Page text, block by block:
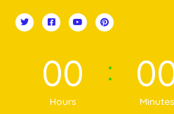
00
Hours Minutes